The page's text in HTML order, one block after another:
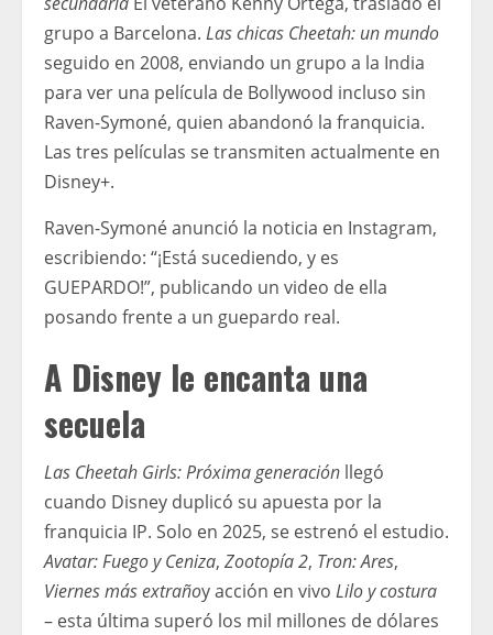
grupo a Barcelona. Las chicas Cheetah: un mundo
seguido en 2008, enviando un grupo a la India
para ver una película de Bollywood incluso sin
Raven-Symoné, quien abandonó la franquicia.
Las tres películas se transmiten actualmente en
Disney+.
Raven-Symoné anunció la noticia en Instagram,
escribiendo: “¡Está sucediendo, y es
GUEPARDO!”, publicando un video de ella
posando frente a un guepardo real.
A Disney le encanta una
secuela
Las Cheetah Girls: Próxima generación llegó
cuando Disney duplicó su apuesta por la
franquicia IP. Solo en 2025, se estrenó el estudio.
Avatar: Fuego y Ceniza, Zootopía 2, Tron: Ares,
Viernes más extrañoy acción en vivo Lilo y costura
– esta última superó los mil millones de dólares